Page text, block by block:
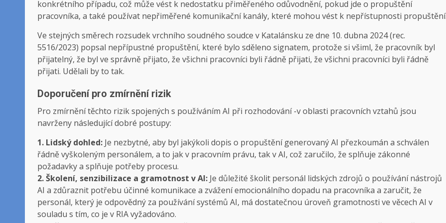
konkrétního případu, což může vést k nedostatku přiměřeného odůvodnění, pokud jde o propuštění
pracovníka, a také používat nepřiměřené komunikační kanály, které mohou vést k nepřístupnosti
Ve stejných směrech rozsudek vrchního soudného soudce v Katalánsku ze dne 10. dubna 2024 (rec.
5516/2023) popsal nepřípustné propuštění, které bylo sděleno signatem, protože si všiml, že pracovník byl
přijatelný, že byl ve správně přijato, že všichni pracovníci byli řádně přijati, že všichni pracovníci byli řádně
přijati. Udělali by to tak.
Doporučení pro zmírnění rizik
Pro zmírnění těchto rizik spojených s používáním AI při rozhodování -v oblasti pracovních vztahů jsou
navrženy následující dobré postupy:
1. Lidský dohled: Je nezbytné, aby byl jakýkoli dopis o propuštění generovaný AI přezkoumán a schválen
řádně vyškoleným personálem, a to jak v pracovním právu, tak v AI, což zaručilo, že splňuje zákonné
požadavky a splňuje potřeby procesu.
2. Školení, senzibilizace a gramotnost v AI: Je důležité školit personál lidských zdrojů o používání nástrojů
AI a zdůraznit potřebu účinné komunikace a zvážení emocionálního dopadu na pracovníka a zaručit, že
personál, který je odpovědný za používání systémů AI, má dostatečnou úroveň gramotnosti ve věcech AI v
souladu s tím, co je v RIA vyžadováno.